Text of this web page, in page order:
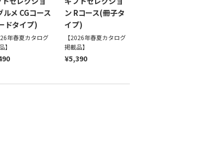
ルメ CGコース
ドタイプ)
年春夏カタログ
】
ン Rコース(冊子タ
イプ)
【2026年春夏カタログ
掲載品】
¥5,390